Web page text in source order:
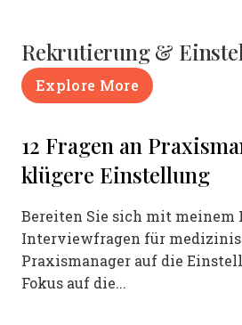
Rekrutierung &
Explore More
12 Fragen an
klügere Einstellung
Bereiten Sie sich mit meinem
Interviewfragen für
Praxismanager auf die
Fokus auf die...